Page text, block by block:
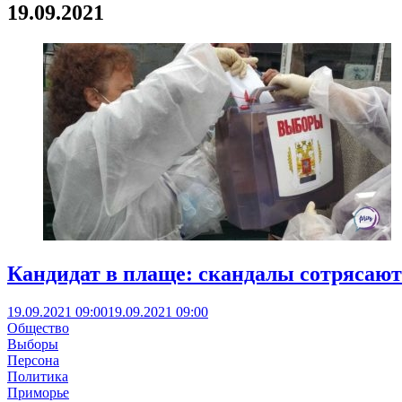
19.09.2021
Кандидат в плаще: скандалы
19.09.2021 09:0019.09.2021 09:00
Общество
Выборы
Персона
Политика
Приморье